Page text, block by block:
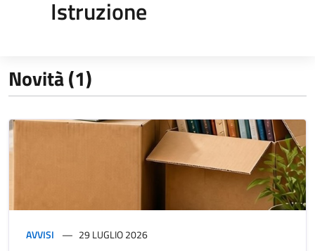
Istruzione
Novità (1)
AVVISI 29 LUGLIO 2026